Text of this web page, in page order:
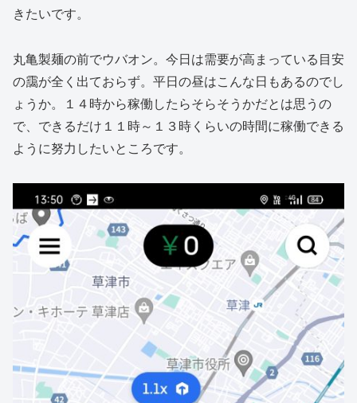
きたいです。
丸亀製麺の前でウバオン。今日は需要が高まっている目安
の靄が全く出ておらず。平日の昼はこんな日もあるのでし
ょうか。１４時から稼働したらそらそうかだとは思うの
で、できるだけ１１時～１３時くらいの時間に稼働できる
ように努力したいところです。